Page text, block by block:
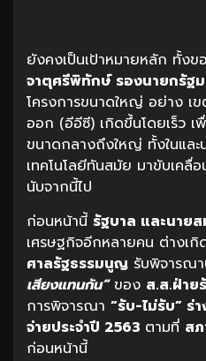
ยังคงเป็นเป้าหมายหลัก ทั้งข
จาตุศรีพิทักษ์ รองนายกรัฐ
โครงการขนาดใหญ่ อย่าง เ
ออก (อีอีซี) เกิดขึ้นโดยเร็ว เ
ขนาดกลางถึงใหญ่ ทั้งในและ
เทคโนโลยีทันสมัย มาขับเคลื่
นับจากนี้ไป
ก่อนหน้านี้ รัฐบาล และนาย
เศรษฐกิจอีกหลายคน ต่างเกิ
ศาลรัฐธรรมนูญ รับพิจารณ
เสียงแทนกัน”ของ ส.ส.ฝ่าย
การพิจารณา “รับ-ไม่รับ” ร่
จ่ายประจำปี 2563 ตามที่ ส
ก่อนหน้านี้